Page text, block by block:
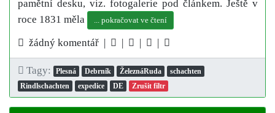
pamětní desku, viz. fotogalerie pod článkem. Ještě v
roce 1831 měla
... pokračovat ve čtení
žádný komentář | | | |
Tagy: Plesná Debrník ŽeleznáRuda
schachten
Rindlschachten
expedice DE Zrušit filtr